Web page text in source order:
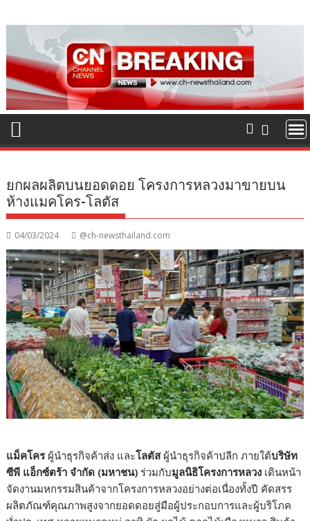
to
content
ยกผลผลิตบนยอดดอย โครงการหลวงมาขายบน
ห้างแมคโคร-โลตัส
04/03/2024 @ch-newsthailand.com
แม็คโคร ผู้นำธุรกิจค้าส่ง และโลตัส ผู้นำธุรกิจค้าปลีก ภายใต้บริษัท
ซีพี แอ็กซ์ตร้า จำกัด (มหาชน) ร่วมกับมูลนิธิโครงการหลวง เดินหน้า
จัดงานมหกรรมสินค้าจากโครงการหลวงอย่างต่อเนื่องทั้งปี คัดสรร
ผลิตภัณฑ์คุณภาพสูงจากยอดดอยสู่มือผู้ประกอบการและผู้บริโภค